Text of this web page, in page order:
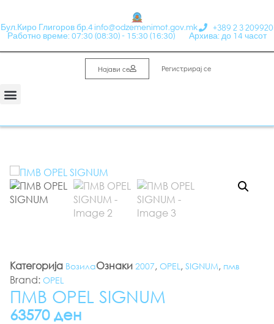
Бул.Киро Глигоров бр.4 info@odzemenimot.gov.mk +389 2 3 209920
Работно време: 07:30 (08:30) - 15:30 (16:30) Архива: до 14 часот
Најави се Регистрирај се
Категорија ВозилаОзнаки 2007, OPEL, SIGNUM, пмв
Brand: OPEL
ПМВ OPEL SIGNUM
63570 ден